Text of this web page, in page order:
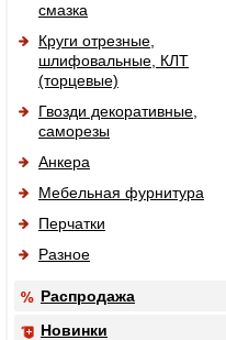
смазка
Круги отрезные,
шлифовальные, КЛТ
(торцевые)
Гвозди декоративные,
саморезы
Анкера
Мебельная фурнитура
Перчатки
Разное
Распродажа
Новинки